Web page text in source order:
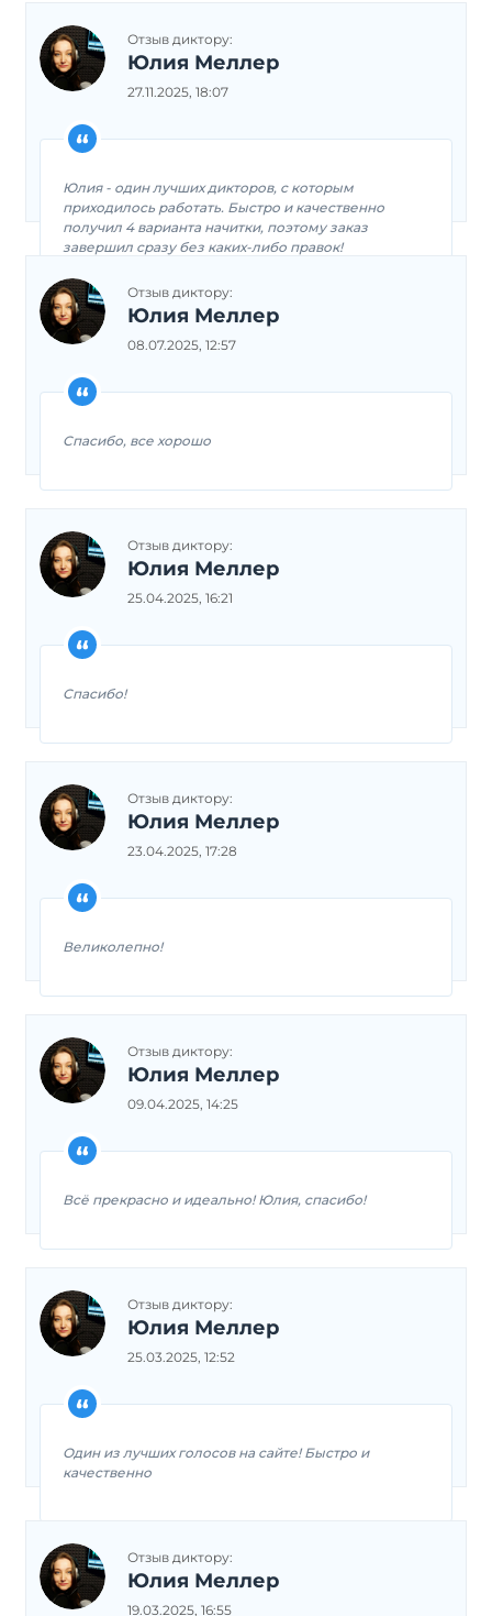
Отзыв диктору:
Юлия Меллер
27.11.2025, 18:07
Юлия - один лучших дикторов, с которым
приходилось работать. Быстро и качественно
получил 4 варианта начитки, поэтому заказ
завершил сразу без каких-либо правок!
Отзыв диктору:
Юлия Меллер
08.07.2025, 12:57
Спасибо, все хорошо
Отзыв диктору:
Юлия Меллер
25.04.2025, 16:21
Спасибо!
Отзыв диктору:
Юлия Меллер
23.04.2025, 17:28
Великолепно!
Отзыв диктору:
Юлия Меллер
09.04.2025, 14:25
Всё прекрасно и идеально! Юлия, спасибо!
Отзыв диктору:
Юлия Меллер
25.03.2025, 12:52
Один из лучших голосов на сайте! Быстро и
качественно
Отзыв диктору:
Юлия Меллер
19.03.2025, 16:55